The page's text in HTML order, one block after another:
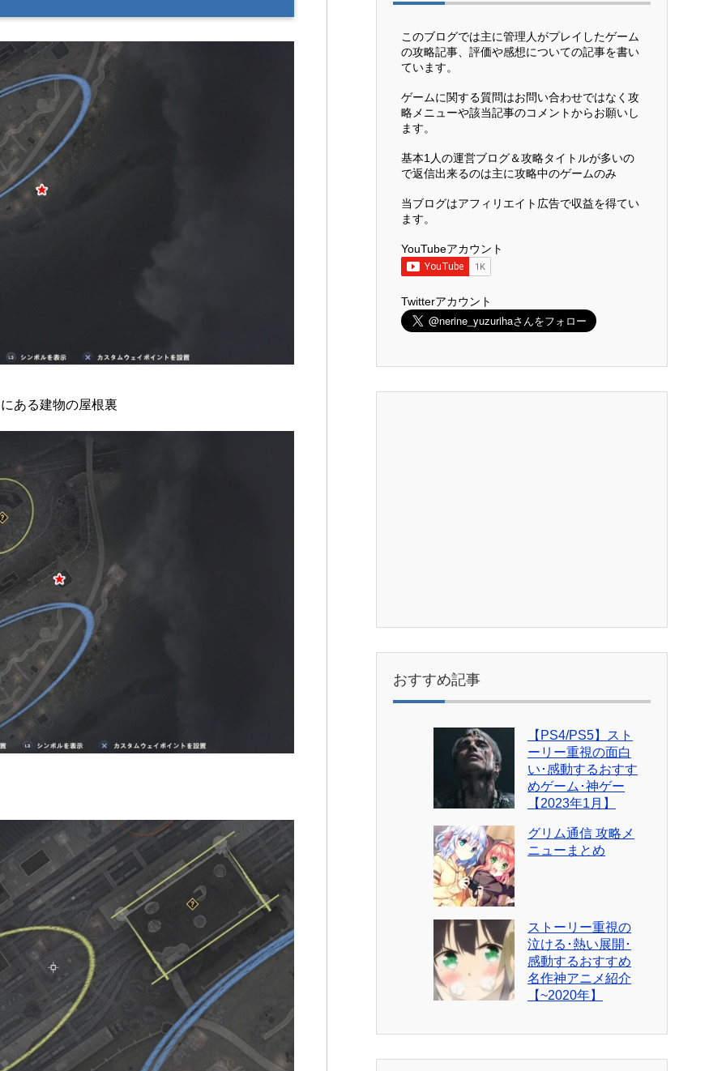
ある建物の屋根裏
このブログでは主に管理人がプレイしたゲーム
の攻略記事、評価や感想についての記事を書い
ています。
ゲームに関する質問はお問い合わせではなく攻
略メニューや該当記事のコメントからお願いし
ます。
基本1人の運営ブログ＆攻略タイトルが多いの
で返信出来るのは主に攻略中のゲームのみ
当ブログはアフィリエイト広告で収益を得てい
ます。
YouTubeアカウント
Twitterアカウント
おすすめ記事
【PS4/PS5】スト
ーリー重視の面白
い･感動するおすす
めゲーム･神ゲー
【2023年1月】
グリム通信 攻略メ
ニューまとめ
ストーリー重視の
泣ける･熱い展開･
感動するおすすめ
名作神アニメ紹介
【~2020年】